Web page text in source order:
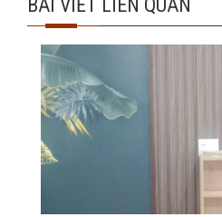
BÀI VIẾT LIÊN QUAN